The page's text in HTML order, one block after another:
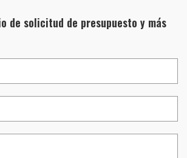
de solicitud de presupuesto y más